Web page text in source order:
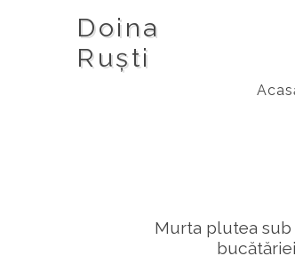
Doina
Ruști
Murta plutea sub